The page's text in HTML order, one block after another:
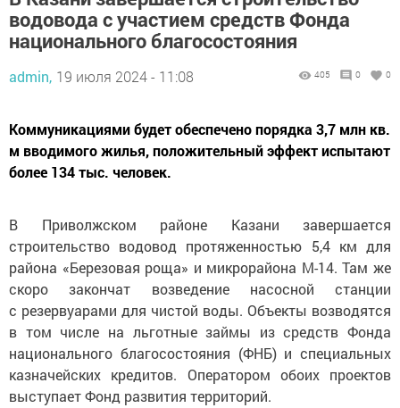
водовода с участием средств Фонда
национального благосостояния
admin, 19 июля 2024 - 11:08 405 0 0
Коммуникациями будет обеспечено порядка 3,7 млн кв.
м вводимого жилья, положительный эффект испытают
более 134 тыс. человек.
В Приволжском районе Казани завершается
строительство водовод протяженностью 5,4 км для
района «Березовая роща» и микрорайона М-14. Там же
скоро закончат возведение насосной станции
с резервуарами для чистой воды. Объекты возводятся
в том числе на льготные займы из средств Фонда
национального благосостояния (ФНБ) и специальных
казначейских кредитов. Оператором обоих проектов
выступает Фонд развития территорий.